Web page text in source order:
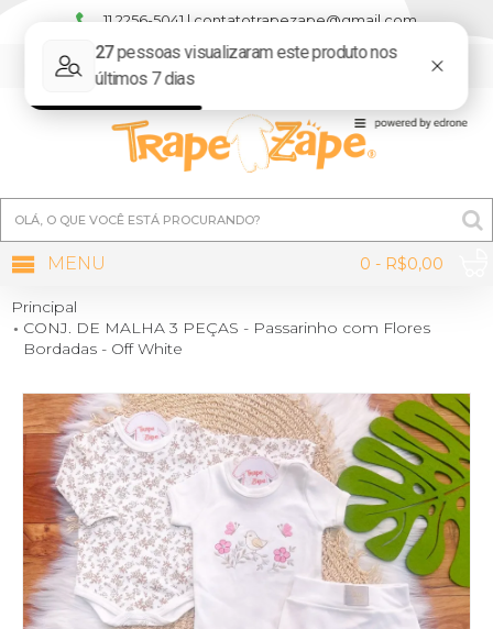
11 2256-5041 | contatotrapezape@gmail.com
0 - R$0,00
MENU
Principal
CONJ. DE MALHA 3 PEÇAS - Passarinho com Flores
Bordadas - Off White